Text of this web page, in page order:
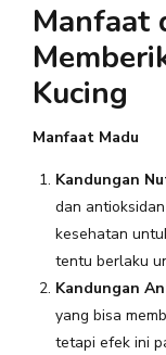
Manfaat
Kucing
Manfaat Madu
Kandungan
dan
kesehatan
tentu berlaku
Kandungan
yang bisa
tetapi efek ini